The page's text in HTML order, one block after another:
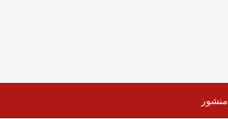
منشور